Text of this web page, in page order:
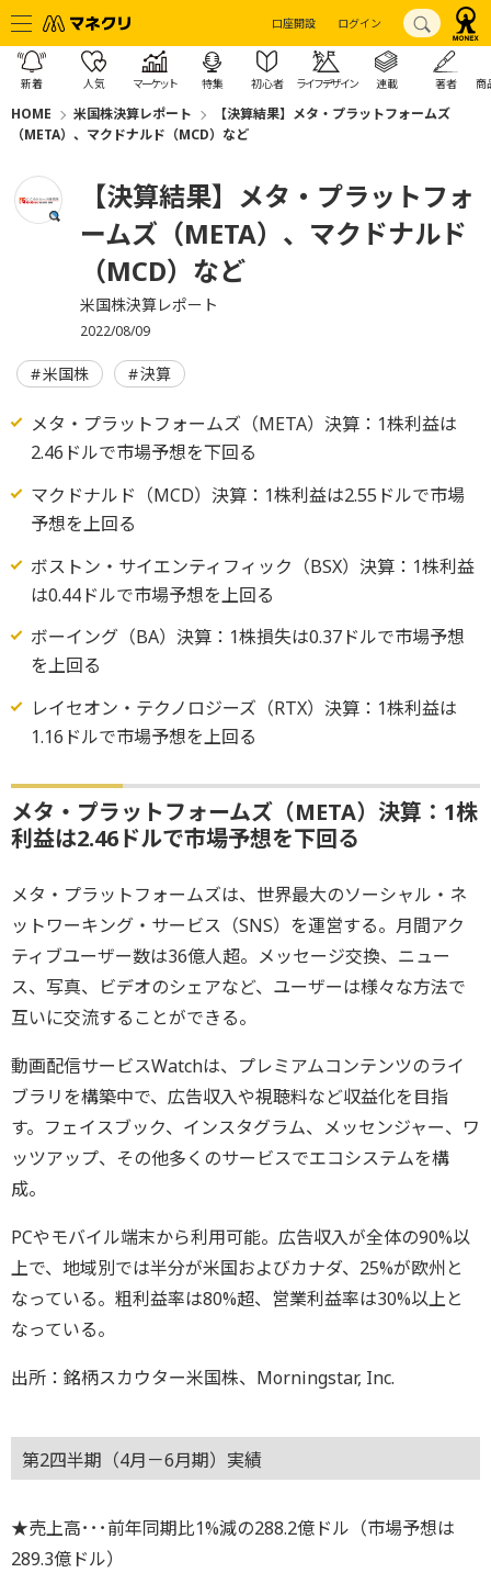
口座開設 ログイン
新着 人気 マーケット 特集 初心者 ライフデザイン 連載 著者 商
HOME 米国株決算レポート
【決算結果】メタ・プラットフォームズ
（META）、マクドナルド（MCD）など
【決算結果】メタ・プラットフォ
ームズ（META）、マクドナルド
（MCD）など
米国株決算レポート
2022/08/09
米国株 決算
メタ・プラットフォームズ（META）決算：1株利益は
2.46ドルで市場予想を下回る
マクドナルド（MCD）決算：1株利益は2.55ドルで市場
予想を上回る
ボストン・サイエンティフィック（BSX）決算：1株利益
は0.44ドルで市場予想を上回る
ボーイング（BA）決算：1株損失は0.37ドルで市場予想
を上回る
レイセオン・テクノロジーズ（RTX）決算：1株利益は
1.16ドルで市場予想を上回る
メタ・プラットフォームズ（META）決算：1株
利益は2.46ドルで市場予想を下回る
メタ・プラットフォームズは、世界最大のソーシャル・ネ
ットワーキング・サービス（SNS）を運営する。月間アク
ティブユーザー数は36億人超。メッセージ交換、ニュー
ス、写真、ビデオのシェアなど、ユーザーは様々な方法で
互いに交流することができる。
動画配信サービスWatchは、プレミアムコンテンツのライ
ブラリを構築中で、広告収入や視聴料など収益化を目指
す。フェイスブック、インスタグラム、メッセンジャー、ワ
ッツアップ、その他多くのサービスでエコシステムを構
成。
PCやモバイル端末から利用可能。広告収入が全体の90%以
上で、地域別では半分が米国およびカナダ、25%が欧州と
なっている。粗利益率は80%超、営業利益率は30%以上と
なっている。
出所：銘柄スカウター米国株、Morningstar, Inc.
第2四半期（4月－6月期）実績
★売上高･･･前年同期比1%減の288.2億ドル（市場予想は
289.3億ドル）